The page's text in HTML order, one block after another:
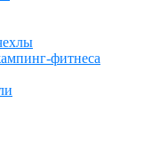
фитнеса